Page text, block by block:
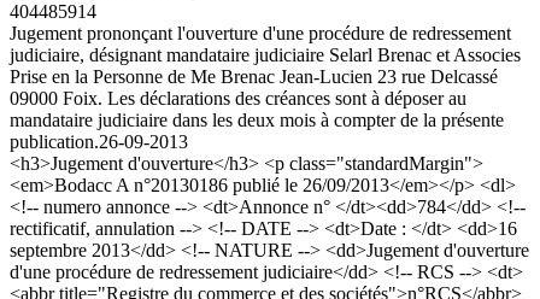
404485914
Jugement prononçant l'ouverture d'une procédure de redressement
judiciaire, désignant mandataire judiciaire Selarl Brenac et Associes
Prise en la Personne de Me Brenac Jean-Lucien 23 rue Delcassé
09000 Foix. Les déclarations des créances sont à déposer au
mandataire judiciaire dans les deux mois à compter de la présente
publication.26-09-2013
<h3>Jugement d'ouverture</h3> <p class="standardMargin">
<em>Bodacc A n°20130186 publié le 26/09/2013</em></p> <dl>
<!-- numero annonce --> <dt>Annonce n° </dt><dd>784</dd> <!--
rectificatif, annulation --> <!-- DATE --> <dt>Date : </dt> <dd>16
septembre 2013</dd> <!-- NATURE --> <dd>Jugement d'ouverture
d'une procédure de redressement judiciaire</dd> <!-- RCS --> <dt>
<abbr title="Registre du commerce et des sociétés">n°RCS</abbr>